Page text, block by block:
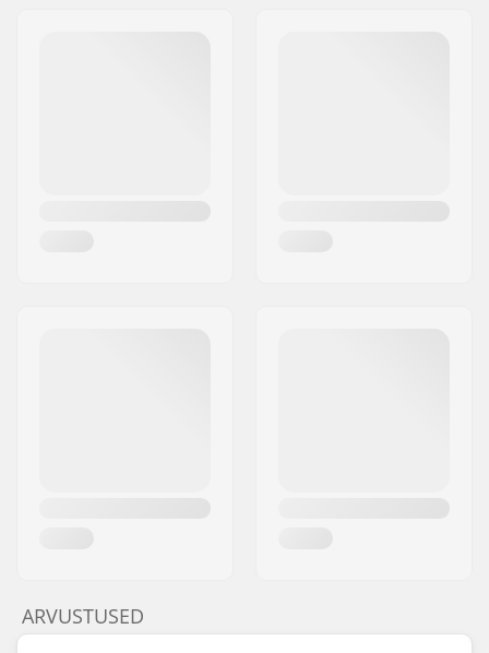
ARVUSTUSED